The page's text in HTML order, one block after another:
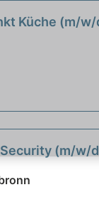
Küche (m/w/
(m/w/